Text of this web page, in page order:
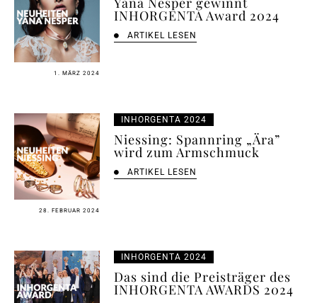
1. MÄRZ 2024
INHORGENTA Award 2024
ARTIKEL LESEN
28. FEBRUAR 2024
INHORGENTA 2024
Niessing: Spannring „Ära”
wird zum Armschmuck
ARTIKEL LESEN
INHORGENTA 2024
Das sind die Preisträger des
INHORGENTA AWARDS 2024